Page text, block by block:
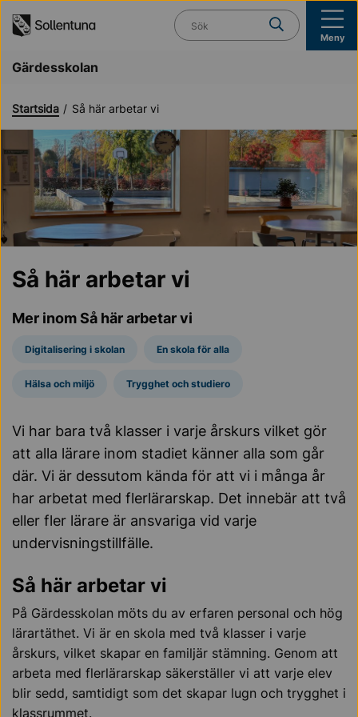
Vad söker du?
Meny
Gärdesskolan
Startsida Så här arbetar vi
Så här arbetar vi
Mer inom Så här arbetar vi
Digitalisering i skolan En skola för alla
Hälsa och miljö Trygghet och studiero
Vi har bara två klasser i varje årskurs vilket gör
att alla lärare inom stadiet känner alla som går
där. Vi är dessutom kända för att vi i många år
har arbetat med flerlärarskap. Det innebär att två
eller fler lärare är ansvariga vid varje
undervisningstillfälle.
Så här arbetar vi
På Gärdesskolan möts du av erfaren personal och hög
lärartäthet. Vi är en skola med två klasser i varje
årskurs, vilket skapar en familjär stämning. Genom att
arbeta med flerlärarskap säkerställer vi att varje elev
blir sedd, samtidigt som det skapar lugn och trygghet i
klassrummet.